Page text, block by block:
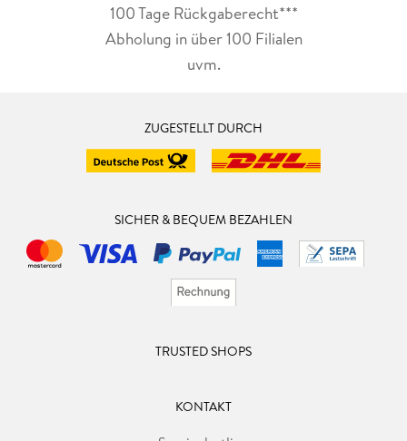
100 Tage Rückgaberecht***
Abholung in über 100 Filialen
uvm.
ZUGESTELLT DURCH
SICHER & BEQUEM BEZAHLEN
TRUSTED SHOPS
KONTAKT